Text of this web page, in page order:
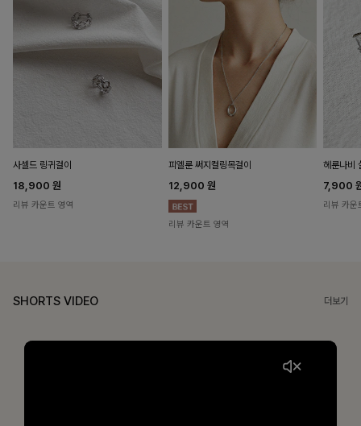
사셀드 링귀걸이
18,900 원
리뷰 카운트 영역
피엘룬 써지컬링목걸이
12,900 원
리뷰 카운트 영역
헤룬나비
7,900
리뷰 카운
SHORTS VIDEO 더보기